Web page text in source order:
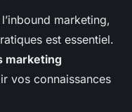
marketing,
est essentiel.
marketing
vos connaissances